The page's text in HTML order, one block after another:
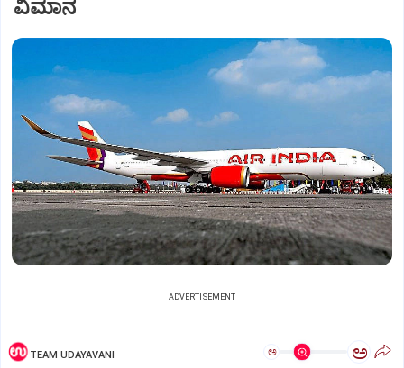
ವಿಮಾನ
ADVERTISEMENT
TEAM UDAYAVANI ಅ ಅ